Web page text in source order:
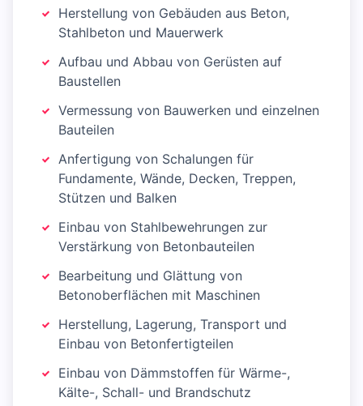
Herstellung von Gebäuden aus Beton,
Stahlbeton und Mauerwerk
Aufbau und Abbau von Gerüsten auf
Baustellen
Vermessung von Bauwerken und einzelnen
Bauteilen
Anfertigung von Schalungen für
Fundamente, Wände, Decken, Treppen,
Stützen und Balken
Einbau von Stahlbewehrungen zur
Verstärkung von Betonbauteilen
Bearbeitung und Glättung von
Betonoberflächen mit Maschinen
Herstellung, Lagerung, Transport und
Einbau von Betonfertigteilen
Einbau von Dämmstoffen für Wärme-,
Kälte-, Schall- und Brandschutz